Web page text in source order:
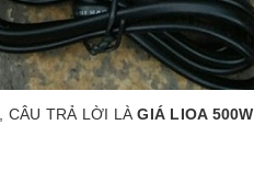
, CÂU TRẢ LỜI LÀGIÁ LIOA 500W